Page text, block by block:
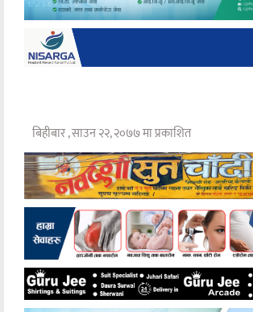
बिहीबार , साउन २२, २०७७ मा प्रकाशित